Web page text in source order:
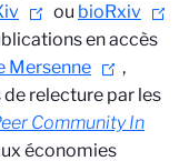
ou bioRxiv
en accès
Mersenne
,
relecture par les
Community In
économies